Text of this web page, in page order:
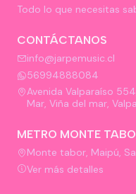
Todo lo que necesitas
CONTÁCTANOS
info@jarpemusic.cl
56994888084
Avenida Valparaíso
Mar, Viña del mar,
METRO MONTE
Monte tabor, Maipú,
Ver más detalles